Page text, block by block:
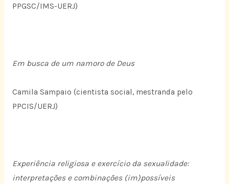
PPGSC/IMS-UERJ)
Em busca de um namoro de Deus
Camila Sampaio (cientista social, mestranda pelo
PPCIS/UERJ)
Experiência religiosa e exercício da sexualidade:
interpretações e combinações (im)possíveis